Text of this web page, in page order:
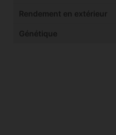
Rendement en extérieur
Génétique